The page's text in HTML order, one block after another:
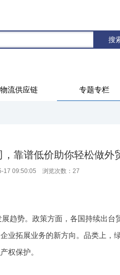
物流供应链 专题专栏
靠谱低价助你轻松做外
17 09:50:05 浏览次数： 27
趋势。政策方面，各国持续出台
业拓展业务的新方向。品类上，
权保护。